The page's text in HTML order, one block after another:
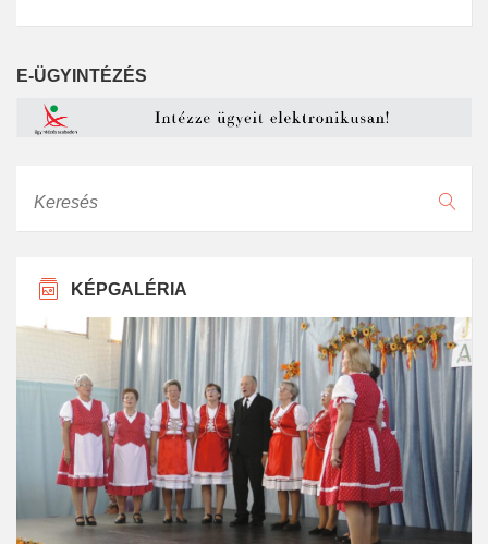
E-ÜGYINTÉZÉS
KÉPGALÉRIA